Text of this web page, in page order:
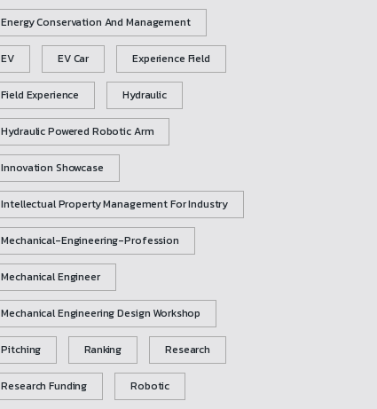
Energy Conservation And Management
EV EV Car Experience Field
Field Experience Hydraulic
Hydraulic Powered Robotic Arm
Innovation Showcase
Intellectual Property Management For Industry
Mechanical-Engineering-Profession
Mechanical Engineer
Mechanical Engineering Design Workshop
Pitching Ranking Research
Research Funding Robotic